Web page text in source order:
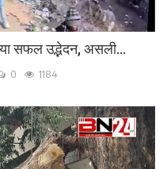
सफल उद्भेदन, असली...
0 1184